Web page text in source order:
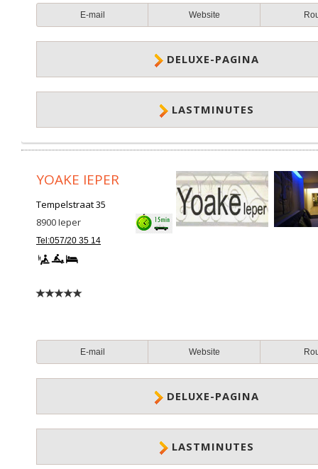
E-mail Website
DELUXE-PAGINA
LASTMINUTES
YOAKE IEPER
Tempelstraat 35
8900Ieper
Tel:057/20 35 14
E-mail Website
DELUXE-PAGINA
LASTMINUTES